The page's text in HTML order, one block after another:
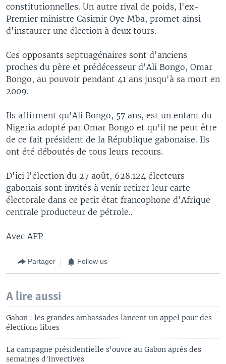
constitutionnelles. Un autre rival de poids, l'ex-
Premier ministre Casimir Oye Mba, promet ainsi
d'instaurer une élection à deux tours.
Ces opposants septuagénaires sont d'anciens
proches du père et prédécesseur d'Ali Bongo, Omar
Bongo, au pouvoir pendant 41 ans jusqu'à sa mort en
2009.
Ils affirment qu'Ali Bongo, 57 ans, est un enfant du
Nigeria adopté par Omar Bongo et qu'il ne peut être
de ce fait président de la République gabonaise. Ils
ont été déboutés de tous leurs recours.
D'ici l'élection du 27 août, 628.124 électeurs
gabonais sont invités à venir retirer leur carte
électorale dans ce petit état francophone d'Afrique
centrale producteur de pétrole..
Avec AFP
Partager Follow us
A lire aussi
Gabon : les grandes ambassades lancent un appel pour des
élections libres
La campagne présidentielle s'ouvre au Gabon après des
semaines d'invectives